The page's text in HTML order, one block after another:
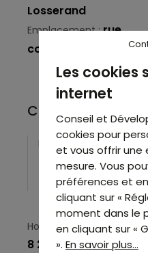
Losserand
Emplacement :rue
commerçante
Conditions
5 000 €*
24
HC
Honoraires
8 200 €
Les cookies
internet
Conseil et
cookies pour
et vous offrir une
mesure. Vous
préférences et
cliquant sur «
moment dans le
en cliquant sur «
». En savoir plus...